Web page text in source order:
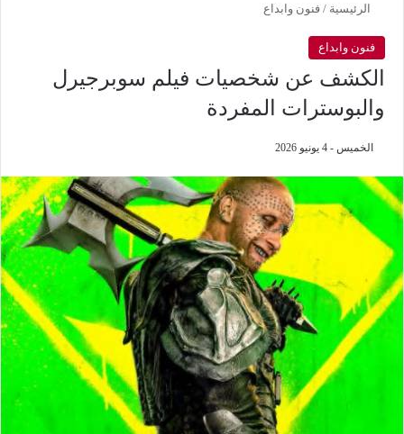
الرئيسية / فنون وابداع
فنون وابداع
الكشف عن شخصيات فيلم سوبرجيرل
والبوسترات المفردة
الخميس - 4 يونيو 2026